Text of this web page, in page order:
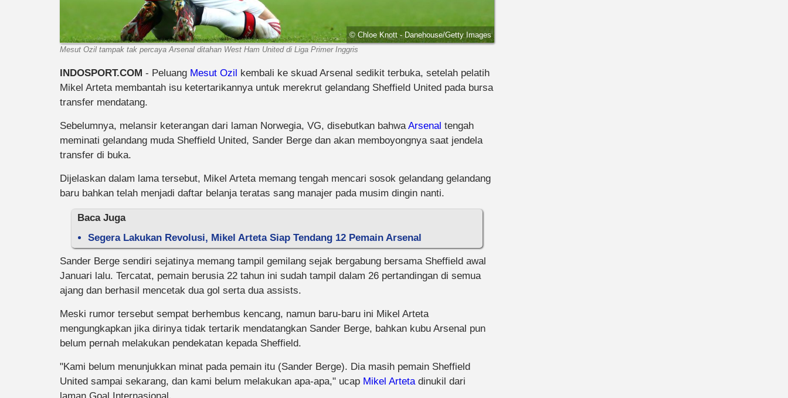
© Chloe Knott - Danehouse/Getty Images
Mesut Ozil tampak tak percaya Arsenal ditahan West Ham United di Liga Primer Inggris
INDOSPORT.COM - Peluang Mesut Ozil kembali ke skuad Arsenal sedikit terbuka, setelah pelatih
Mikel Arteta membantah isu ketertarikannya untuk merekrut gelandang Sheffield United pada bursa
transfer mendatang.
Sebelumnya, melansir keterangan dari laman Norwegia, VG, disebutkan bahwaArsenal tengah
meminati gelandang muda Sheffield United, Sander Berge dan akan memboyongnya saat jendela
transfer di buka.
Dijelaskan dalam lama tersebut, Mikel Arteta memang tengah mencari sosok gelandang gelandang
baru bahkan telah menjadi daftar belanja teratas sang manajer pada musim dingin nanti.
Baca Juga
Segera Lakukan Revolusi, Mikel Arteta Siap Tendang 12 Pemain Arsenal
Sander Berge sendiri sejatinya memang tampil gemilang sejak bergabung bersama Sheffield awal
Januari lalu. Tercatat, pemain berusia 22 tahun ini sudah tampil dalam 26 pertandingan di semua
ajang dan berhasil mencetak dua gol serta dua assists.
Meski rumor tersebut sempat berhembus kencang, namun baru-baru ini Mikel Arteta
mengungkapkan jika dirinya tidak tertarik mendatangkan Sander Berge, bahkan kubu Arsenal pun
belum pernah melakukan pendekatan kepada Sheffield.
"Kami belum menunjukkan minat pada pemain itu (Sander Berge). Dia masih pemain Sheffield
United sampai sekarang, dan kami belum melakukan apa-apa," ucap Mikel Arteta dinukil dari